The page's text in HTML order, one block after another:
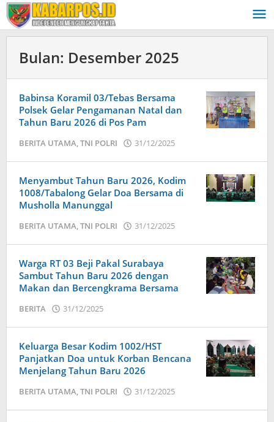
Lewati
ke
konten
Bulan: Desember 2025
Babinsa Koramil 03/Tebas Bersama
Polsek Gelar Pengamanan Natal dan
Tahun Baru 2026 di Pos Pam
BERITA UTAMA,TNI POLRI 31/12/2025
Menyambut Tahun Baru 2026, Kodim
1008/Tabalong Gelar Doa Bersama di
Musholla Manunggal
BERITA UTAMA,TNI POLRI 31/12/2025
Warga RT 03 Beji Pakal Surabaya
Sambut Tahun Baru 2026 dengan
Makan dan Bercengkrama Bersama
BERITA 31/12/2025
Keluarga Besar Kodim 1002/HST
Panjatkan Doa untuk Korban Bencana
Menjelang Tahun Baru 2026
BERITA UTAMA,TNI POLRI 31/12/2025